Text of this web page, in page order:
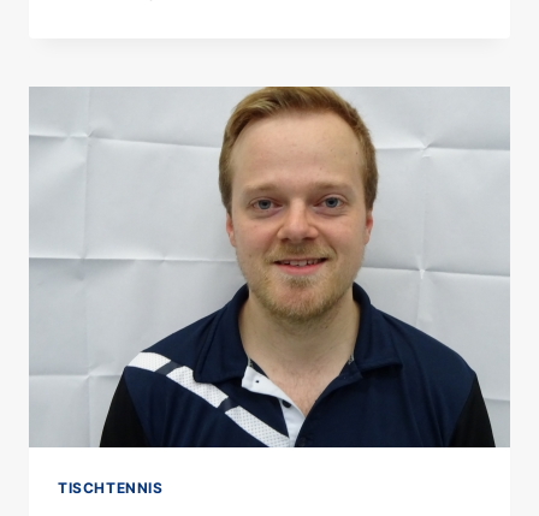
HANNES
SCHUBERT
BEIM
LANDESRANGLISTEN-
TURNIER
TISCHTENNIS